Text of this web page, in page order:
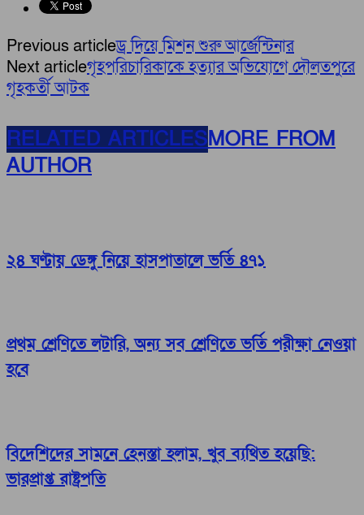
Previous articleড্র দিয়ে মিশন শুরু আর্জেন্টিনার
Next articleগৃহপরিচারিকাকে হত্যার অভিযোগে দৌলতপুরে
গৃহকর্তী আটক
RELATED ARTICLESMORE FROM
AUTHOR
২৪ ঘণ্টায় ডেঙ্গু নিয়ে হাসপাতালে ভর্তি ৪৭১
প্রথম শ্রেণিতে লটারি, অন্য সব শ্রেণিতে ভর্তি পরীক্ষা নেওয়া
হবে
বিদেশিদের সামনে হেনস্তা হলাম, খুব ব্যথিত হয়েছি:
ভারপ্রাপ্ত রাষ্ট্রপতি